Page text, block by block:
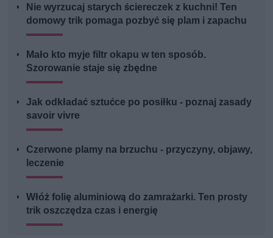
Nie wyrzucaj starych ściereczek z kuchni! Ten
domowy trik pomaga pozbyć się plam i zapachu
Mało kto myje filtr okapu w ten sposób.
Szorowanie staje się zbędne
Jak odkładać sztućce po posiłku - poznaj zasady
savoir vivre
Czerwone plamy na brzuchu - przyczyny, objawy,
leczenie
Włóż folię aluminiową do zamrażarki. Ten prosty
trik oszczędza czas i energię